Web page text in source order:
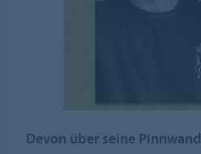
Devon über seine Pinnwand